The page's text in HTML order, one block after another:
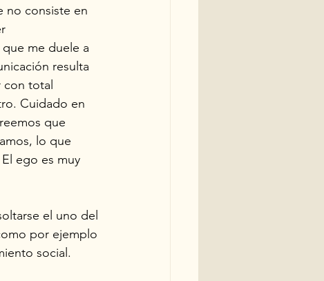
no consiste en
me duele a
resulta
total
Cuidado en
que
lo que
ego es muy
el uno del
por ejemplo
social.